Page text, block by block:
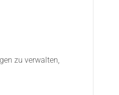
zu verwalten,